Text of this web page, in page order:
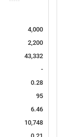
4,000
2,200
43,332
-
0.28
95
6.46
10,748
0.21